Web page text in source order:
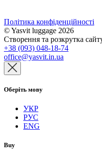
Політика конфіденційності
© Yasvit luggage 2026
Створення та розкрутка
+38 (093) 048-18-74
office@yasvit.in.ua
Оберіть мову
УКР
РУС
ENG
Buy